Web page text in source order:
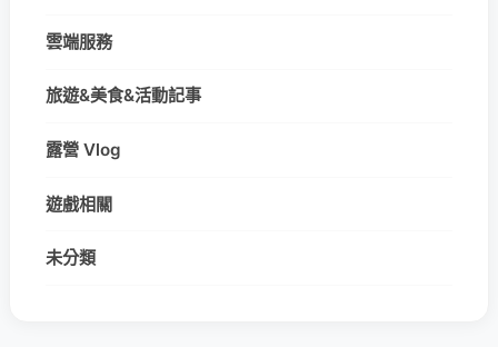
雲端服務
旅遊&美食&活動記事
露營 Vlog
遊戲相關
未分類